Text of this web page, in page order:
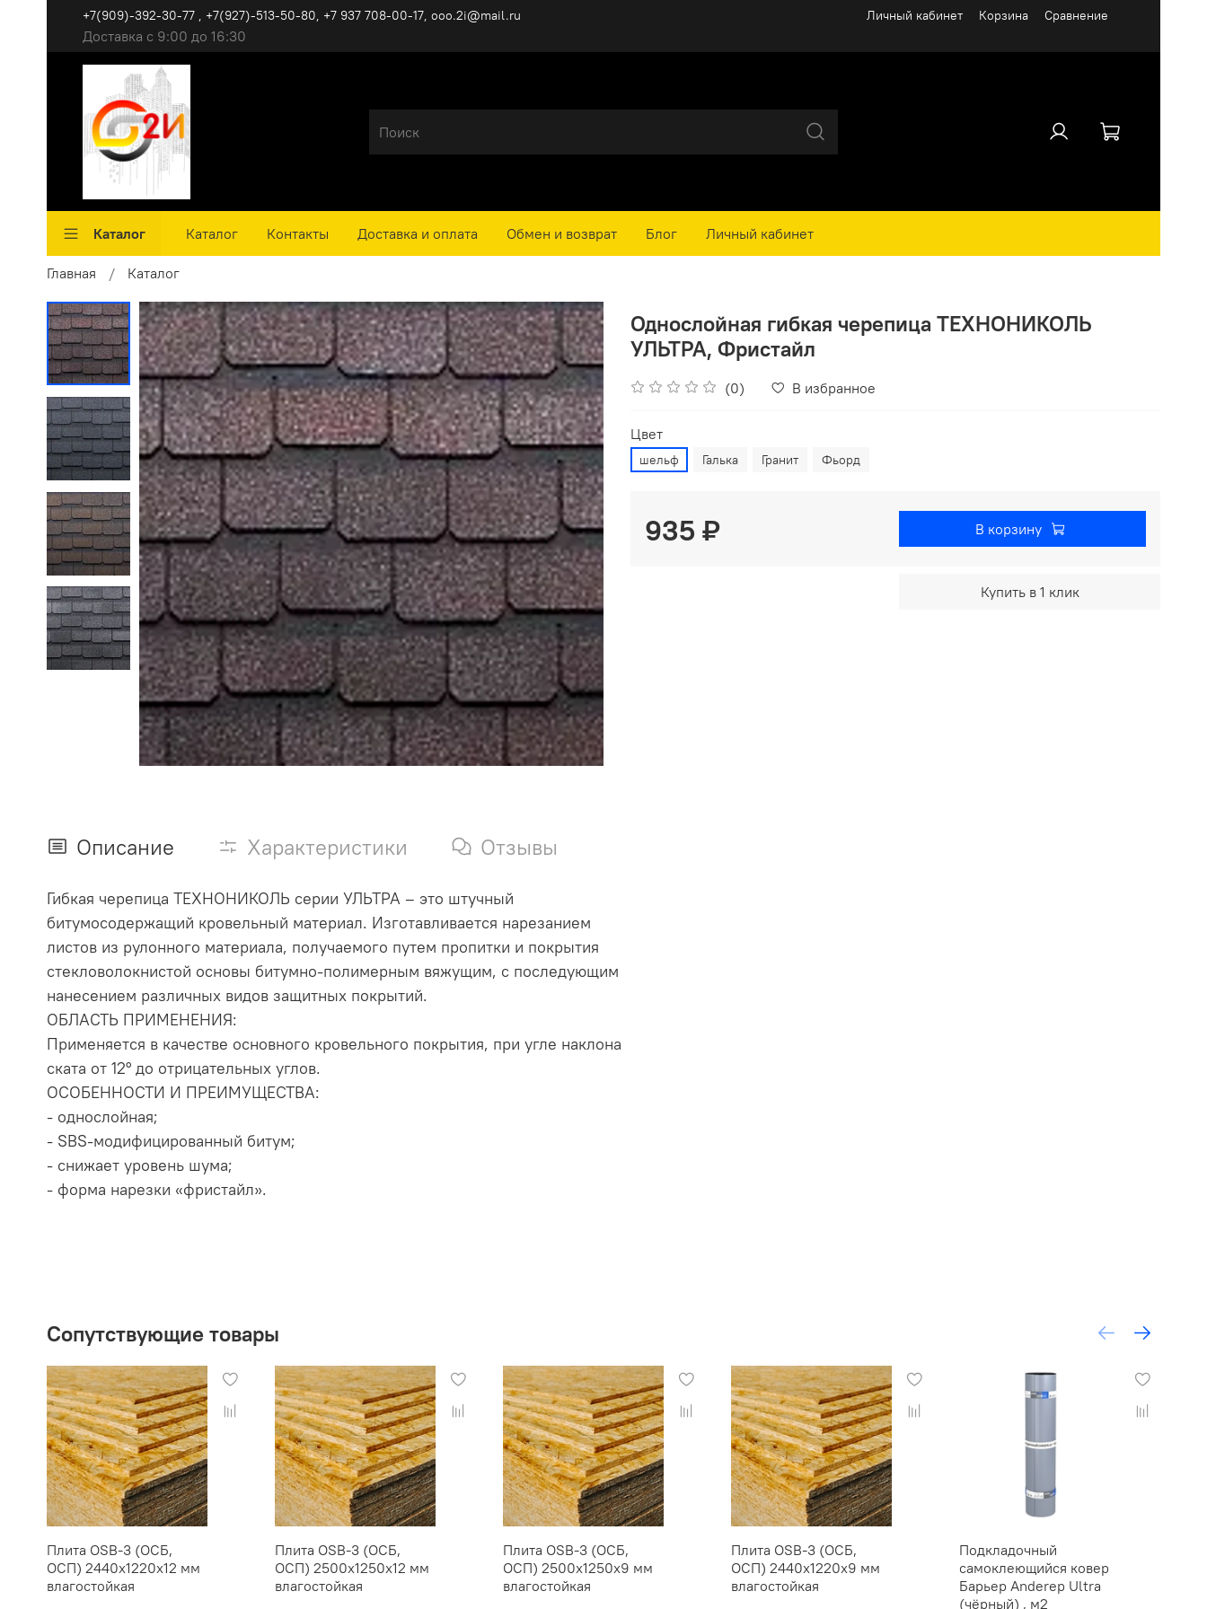
Личный кабинет Корзина Сравнение
Доставка с 9:00 до 16:30
+7(909)-392-30-77 , +7(927)-513-50-80, ‪+7 937 708-00-17, ooo.2i@mail.ru
Каталог Каталог Контакты Доставка и оплата Обмен и возврат Блог Личный кабинет
Главная Каталог
Однослойная гибкая черепица ТЕХНОНИКОЛЬ
УЛЬТРА, Фристайл
(0) В избранное
Цвет
шельф Галька Гранит Фьорд
935 ₽ В корзину
Купить в 1 клик
Описание Характеристики Отзывы
Гибкая черепица ТЕХНОНИКОЛЬ серии УЛЬТРА – это штучный
битумосодержащий кровельный материал. Изготавливается нарезанием
листов из рулонного материала, получаемого путем пропитки и покрытия
стекловолокнистой основы битумно-полимерным вяжущим, с последующим
нанесением различных видов защитных покрытий.
ОБЛАСТЬ ПРИМЕНЕНИЯ:
Применяется в качестве основного кровельного покрытия, при угле наклона
ската от 12° до отрицательных углов.
ОСОБЕННОСТИ И ПРЕИМУЩЕСТВА:
- однослойная;
- SBS-модифицированный битум;
- снижает уровень шума;
- форма нарезки «фристайл».
Сопутствующие товары
Плита OSB-3 (ОСБ,
ОСП) 2440х1220х12 мм
влагостойкая
Плита OSB-3 (ОСБ,
ОСП) 2500х1250х12 мм
влагостойкая
Плита OSB-3 (ОСБ,
ОСП) 2500х1250х9 мм
влагостойкая
Плита OSB-3 (ОСБ,
ОСП) 2440х1220х9 мм
влагостойкая
Подкладочный
самоклеющийся ковер
Барьер Anderep Ultra
(чёрный) , м2